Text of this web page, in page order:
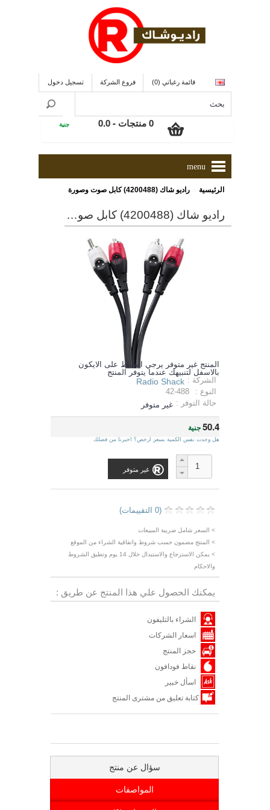
قائمة رغباتي (0) فروع الشركة تسجيل دخول
0 منتجات - 0.0 جنية
menu
الرئيسية راديو شاك (4200488) كابل صوت وصورة
راديو شاك (4200488) كابل صوت وصورة
المنتج غير متوفر يرجي الضغط على الايكون
بالاسفل لتنبيهك عندما يتوفر المنتج
الشركة : Radio Shack
النوع :
42-488
حالة التوفر : غير متوفر
50.4جنية
هل وجدت نفس الكمية بسعر ارخص؟ اخبرنا من فضلك
غير متوفر
(0 التقييمات)
> السعر شامل ضريبة المبيعات
> المنتج مضمون حسب شروط واتفاقية الشراء من الموقع
> يمكن الاسترجاع والاستبدال خلال 14 يوم وتطبق الشروط
والاحكام
يمكنك الحصول علي هذا المنتج عن طريق :
الشراء بالتليفون
اسعار الشركات
حجز المنتج
نقاط فودافون
اسأل خبير
كتابة تعليق من مشترى المنتج
سؤال عن منتج
المواصفات